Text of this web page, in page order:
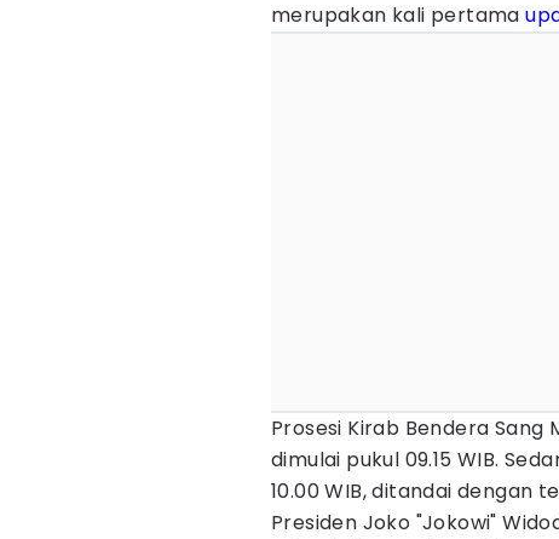
merupakan kali pertama
Prosesi Kirab Bendera Sang
dimulai pukul 09.15 WIB.
10.00 WIB, ditandai dengan
Presiden Joko "Jokowi"